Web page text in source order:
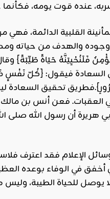
القلبية الدائمة، فهي
والهدف من حياته
فَلَنُحْيِيَنَّهُ حَيَاةً
السعادة فيقول: {كُلّ
تحقيق
فعن أنس بن مالك
أن رسول الله صلى
الإعلام فقد اعترف
في الوفاء بوعده
للحياة الطيبة، وليس